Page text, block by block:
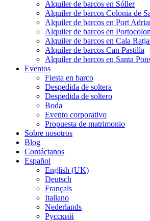
Alquiler de barcos en Sóller
Alquiler de barcos Colonia de
Alquiler de barcos en Port
Alquiler de barcos en
Alquiler de barcos en Cala
Alquiler de barcos Can Pastilla
Alquiler de barcos en Santa
Eventos
Fiesta en barco
Despedida de soltera
Despedida de soltero
Boda
Evento corporativo
Propuesta de matrimonio
Sobre nosotros
Blog
Contáctanos
Español
English (UK)
Deutsch
Français
Italiano
Nederlands
Русский